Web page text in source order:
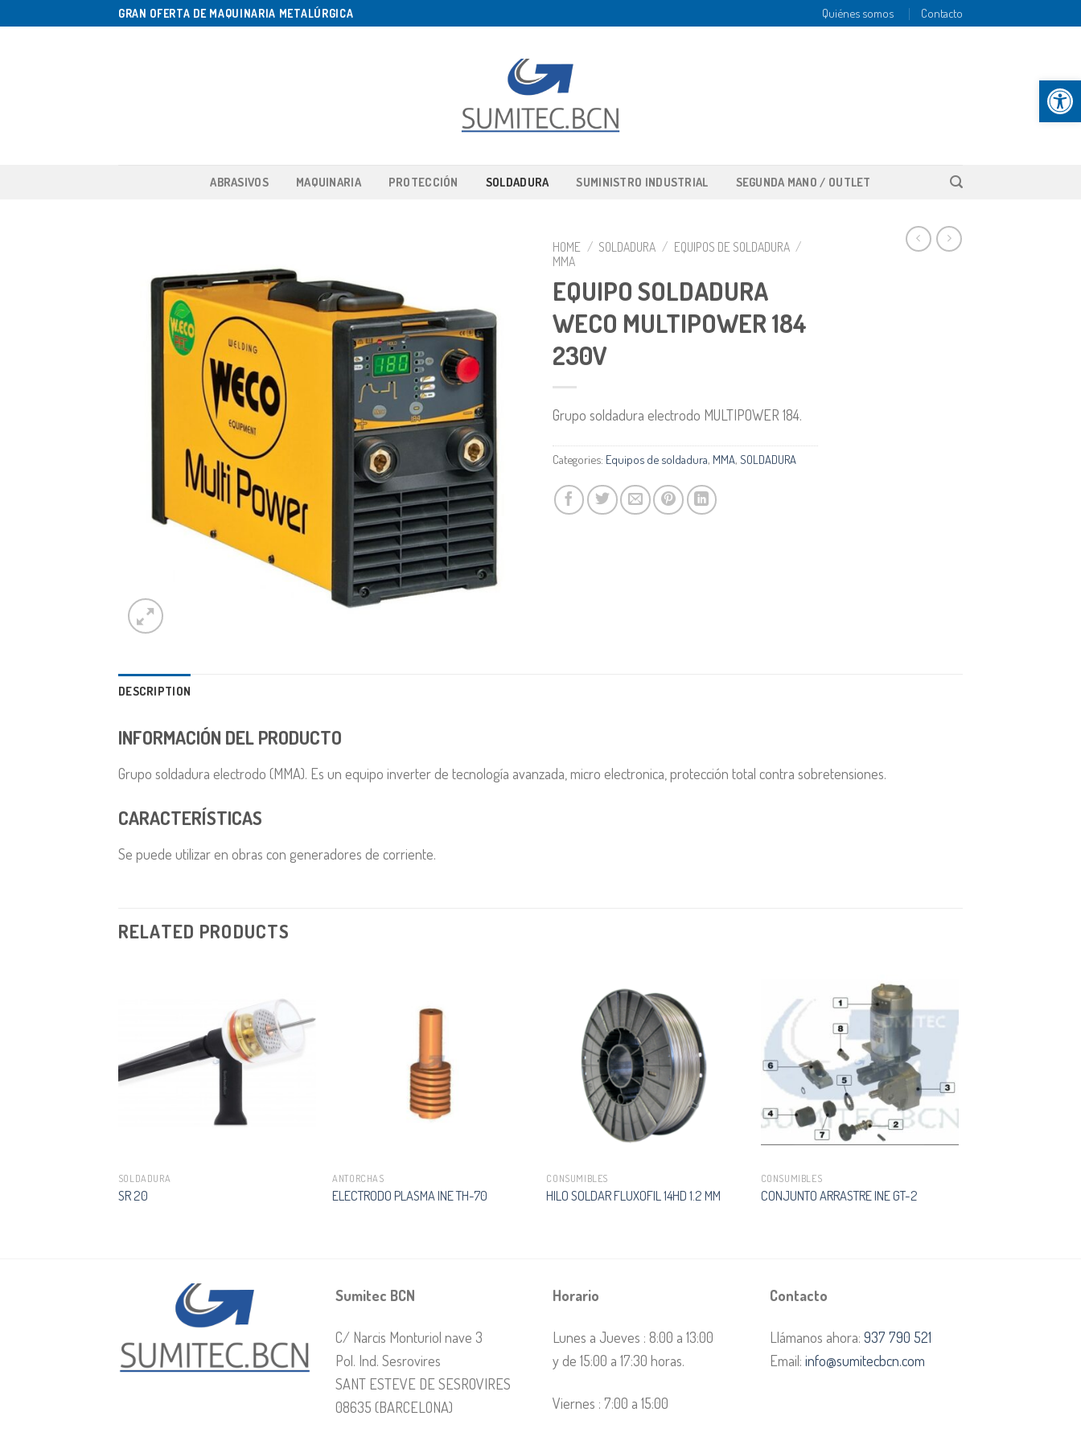
Abrir
GRAN OFERTA DE MAQUINARIA METALÚRGICA Quiénes somos Contacto
ABRASIVOS MAQUINARIA PROTECCIÓN SOLDADURA SUMINISTRO INDUSTRIAL SEGUNDA MANO / OUTLET
HOME / SOLDADURA / EQUIPOS DE SOLDADURA /
MMA
EQUIPO SOLDADURA
WECO MULTIPOWER 184
230V
Grupo soldadura electrodo MULTIPOWER 184.
Categories: Equipos de soldadura, MMA, SOLDADURA
DESCRIPTION
INFORMACIÓN DEL PRODUCTO
Grupo soldadura electrodo (MMA). Es un equipo inverter de tecnología avanzada, micro electronica, protección total contra sobretensiones.
CARACTERÍSTICAS
Se puede utilizar en obras con generadores de corriente.
RELATED PRODUCTS
SOLDADURA
SR 20
ANTORCHAS
ELECTRODO PLASMA INE TH-70
CONSUMIBLES
HILO SOLDAR FLUXOFIL 14HD 1.2 MM
CONSUMIBLES
CONJUNTO ARRASTRE INE GT-2
Sumitec BCN
C/ Narcis Monturiol nave 3
Pol. Ind. Sesrovires
SANT ESTEVE DE SESROVIRES
08635 (BARCELONA)
Horario
Lunes a Jueves : 8:00 a 13:00
y de 15:00 a 17:30 horas.
Viernes : 7:00 a 15:00
Contacto
Llámanos ahora: 937 790 521
Email: info@sumitecbcn.com